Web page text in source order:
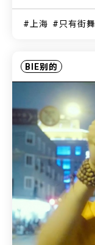
上海 只有街舞
BIE别的